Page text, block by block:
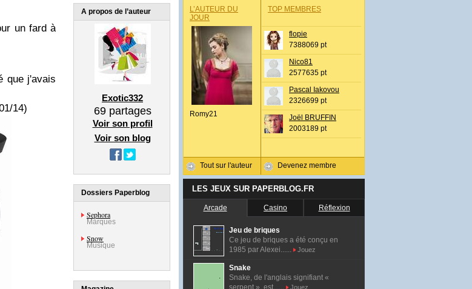
un fard à
que j'avais
14)
A propos de l’auteur
Exotic332
69partages
Voir son profil
Voir son blog
Dossiers Paperblog
Sephora
Marques
Snow
Musique
L’AUTEUR DU
JOUR
Romy21
Tout sur l'auteur
TOP MEMBRES
flopie
7388069 pt
Nico81
2577635 pt
Pascal Iakovou
2326699 pt
Joël BRUFFIN
2003189 pt
Devenez membre
LES JEUX SUR PAPERBLOG.FR
Arcade Casino Réflexion
Jeu de briques
Ce jeu de briques a été conçu en
1985 par Alexei......
Jouez
Snake
Snake, de l'anglais signifiant «
serpent », est......
Jouez